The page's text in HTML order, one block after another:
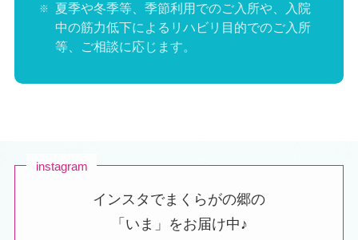
夏季や冬季等、季節利用でのご入所や、入院
中の筋力低下によるリハビリ目的でのご入所
等、ご相談に応じます。
instagram
インスタでまくらがの郷の
「いま」をお届け中♪